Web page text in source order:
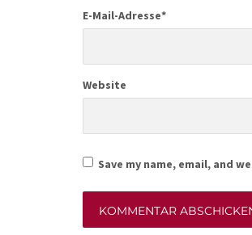
E-Mail-Adresse*
Website
Save my name, email, and